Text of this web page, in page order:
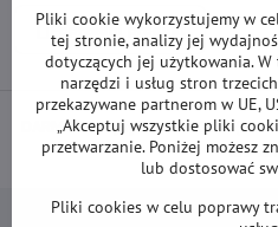
Poprzedni produkt
DARMOWA wysyłka od 500 zł
lub
Pliki cookie wykorzystujemy w
tej stronie, analizy jej
dotyczących jej użytkowania.
narzędzi i usług stron
przekazywane partnerom w UE,
„Akceptuj wszystkie pliki
przetwarzanie. Poniżej możesz
lub dostosować
Pliki cookies w celu poprawy